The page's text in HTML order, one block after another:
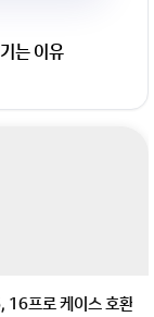
는 이유
다
다 지금 제 내신이 5
16프로 케이스 호환